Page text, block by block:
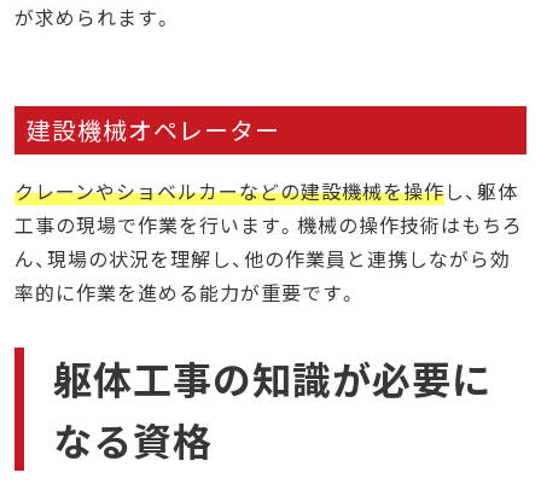
が求められます。
建設機械オペレーター
クレーンやショベルカーなどの建設機械を操作し、躯体
工事の現場で作業を行います。機械の操作技術はもちろ
ん、現場の状況を理解し、他の作業員と連携しながら効
率的に作業を進める能力が重要です。
躯体工事の知識が必要に
なる資格